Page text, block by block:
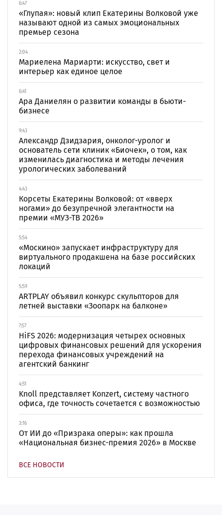
6:47
«Глупая»: новый клип Екатерины Волковой уже
называют одной из самых эмоциональных
премьер сезона
2:04
Мариелена Мариарти: искусство, свет и
интерьер как единое целое
6:41
Ара Даниелян о развитии команды в бьюти-
бизнесе
9:43
Александр Дзидзария, онколог-уролог и
основатель сети клиник «Биочек», о том, как
изменилась диагностика и методы лечения
урологических заболеваний
4:43
Корсеты Екатерины Волковой: от «вверх
ногами» до безупречной элегантности на
премии «МУЗ-ТВ 2026»
5:54
«Москино» запускает инфраструктуру для
виртуального продакшена на базе российских
локаций
5:59
ARTPLAY объявил конкурс скульпторов для
летней выставки «Зоопарк на балконе»
7:57
HiFS 2026: модернизация четырех основных
цифровых финансовых решений для ускорения
перехода финансовых учреждений на
агентский банкинг
4:51
Knoll представляет Konzert, систему частного
офиса, где точность сочетается с возможностью
3:16
От ИИ до «Призрака оперы»: как прошла
«Национальная бизнес-премия 2026» в Москве
ВСЕ НОВОСТИ